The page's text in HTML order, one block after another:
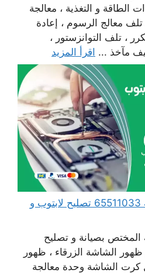
و التغذية ، معالجة
تلف معالج الرسوم ، إعادة
، تلف التوانزستور ،
مآخذ ... اقرأ المزيد
مهندس كمبيوتر الضباعية 65511033 تصليح لابتوب و
المختص بصيانة و تصليح
الشاشة الزرقاء ، ظهور
كرت الشاشة وحدة معالجة